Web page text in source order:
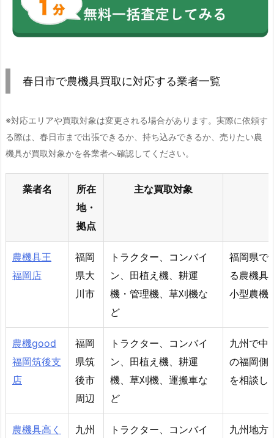
春日市で農機具買取に対応する業者一覧
※対応エリアや買取対象は変更される場合があります。実際に依頼す
る際は、春日市まで出張できるか、持ち込みできるか、売りたい農
機具が買取対象かを各業者へ確認してください。
業者名
所在
地・
拠点
主な買取対象
農機具王
福岡店
福岡
県大
川市
トラクター、コンバイ
ン、田植え機、耕運
機・管理機、草刈機な
ど
福岡県で
る農機具
小型農機
農機good
福岡筑後支
店
福岡
県筑
後市
周辺
トラクター、コンバイ
ン、田植え機、耕運
機、草刈機、運搬車な
ど
九州で中
の福岡側
を相談し
農機具高く
九州
トラクター、コンバイ
九州地方